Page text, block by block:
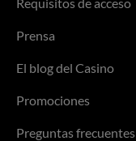
Prensa
El blog del Casino
Promociones
Preguntas frecuentes